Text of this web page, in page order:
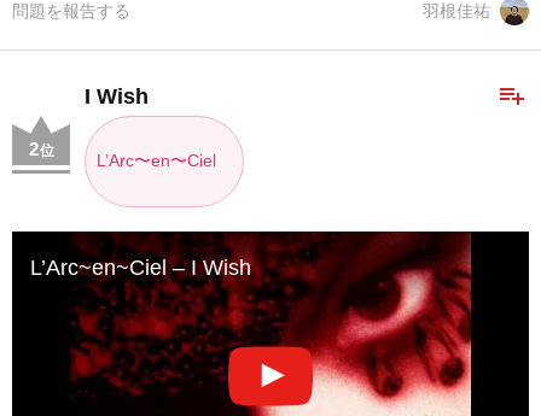
羽根佳祐
問題を報告する
playlist_add
I Wish
L’Arc〜en〜Ciel
2位
L’Arc~en~Ciel – I Wish